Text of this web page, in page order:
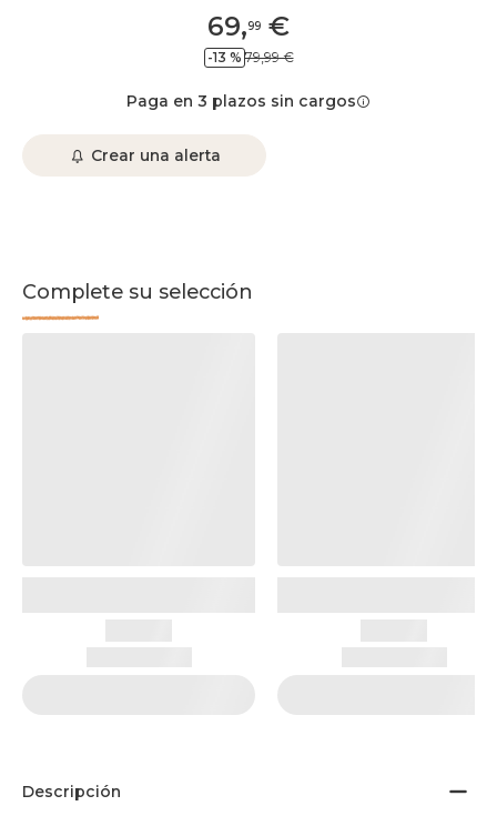
69,99 €
-13 % 79,99 €
Paga en 3 plazos sin cargos
Crear una alerta
Complete su selección
Descripción